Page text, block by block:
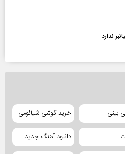
ندارد
بینی خرید گوشی شیائومی
دانلود آهنگ جدید